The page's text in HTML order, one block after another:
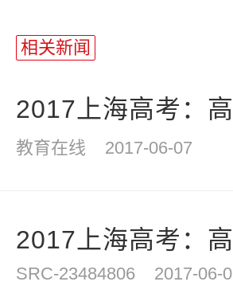
相关新闻
2017上海高考：
教育在线 2017-06-07
2017上海高考：
SRC-23484806 2017-06-